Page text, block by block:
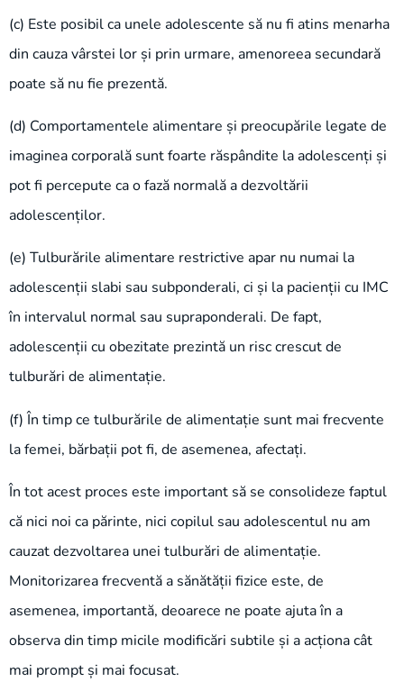
(c) Este posibil ca unele adolescente să nu fi atins menarha
din cauza vârstei lor și prin urmare, amenoreea secundară
poate să nu fie prezentă.
(d) Comportamentele alimentare și preocupările legate de
imaginea corporală sunt foarte răspândite la adolescenți și
pot fi percepute ca o fază normală a dezvoltării
adolescenților.
(e) Tulburările alimentare restrictive apar nu numai la
adolescenții slabi sau subponderali, ci și la pacienții cu IMC
în intervalul normal sau supraponderali. De fapt,
adolescenții cu obezitate prezintă un risc crescut de
tulburări de alimentație.
(f) În timp ce tulburările de alimentație sunt mai frecvente
la femei, bărbații pot fi, de asemenea, afectați.
În tot acest proces este important să se consolideze faptul
că nici noi ca părinte, nici copilul sau adolescentul nu am
cauzat dezvoltarea unei tulburări de alimentație.
Monitorizarea frecventă a sănătății fizice este, de
asemenea, importantă, deoarece ne poate ajuta în a
observa din timp micile modificări subtile și a acționa cât
mai prompt și mai focusat.